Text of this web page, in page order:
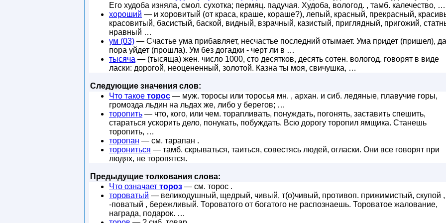
Его худоба изняла, смол. сухотка; пермяц. падучая. Худоба, вологод. , тамб. калечество, …
хороший — и хоровитый (от краса, краше, кораше?), лепый, красный, прекрасный,
красовитый, басистый, баской, видный, взрачный, казистый, приглядный, пригожий,
нравный …
ум (03) — Счастье ума прибавляет, несчастье последний отымает. Ума придет (пришел), да
пора уйдет (прошла). Ум без догадки - черт ли в …
тысяча — (тысяща) жен. число 1000, сто десятков, десять сотен. вологод. говорят в виде
ласки: дорогой, неоцененный, золотой. Казна ты моя, свичушка, …
Следующие значения слов:
Что такое торос — муж. торосы или торосья мн. , архан. и сиб. ледяные, плавучие горы,
громозда льдин на льдах же, либо у берегов; …
торопить — что, кого, или чем. торапливать, понуждать, погонять, заставить спешить,
стараться ускорить дело, понукать, побуждать. Всю дорогу торопил ямщика. Станешь
торопить, …
торопан — см. тарапан .
торониться — тамб. скрываться, таиться, совестясь людей, огласки. Они все говорят при
людях, не торопятся.
Предыдущие толкования слова:
Что означает тороз — см. торос .
тороватый — великодушный, щедрый, чивый, т(о)чивый, противоп. прижимистый, скупой ,
-поватый , бережливый. Тороватого от богатого не распознаешь. Тороватое жалование,
награда, подарок. …